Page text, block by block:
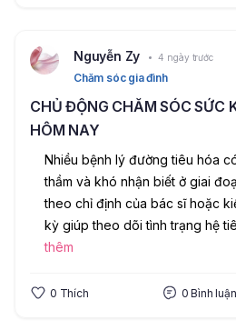
Nguyễn Zy 4 ngày trước
Chăm sóc gia đình
CHỦ ĐỘNG CHĂM SÓC SỨC
HÔM NAY
Nhiều bệnh lý đường tiêu hóa
thầm và khó nhận biết ở giai
theo chỉ định của bác sĩ hoặc
kỳ giúp theo dõi tình trạng hệ
thêm
0 Thích 0 Bình luận